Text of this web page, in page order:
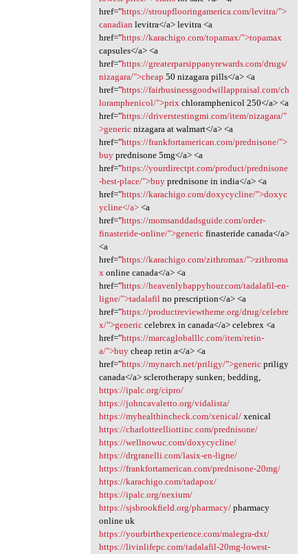
href="https://stroupflooringamerica.com/levitra/">
canadian levitra</a> levitra <a
href="https://karachigo.com/topamax/">topamax
capsules</a> <a
href="https://greaterparsippanyrewards.com/drugs/
nizagara/">cheap 50 nizagara pills</a> <a
href="https://fairbusinessgoodwillappraisal.com/ch
loramphenicol/">prixchloramphenicol 250</a> <a
href="https://driverstestingmi.com/item/nizagara/"
>genericnizagara at walmart</a> <a
href="https://frankfortamerican.com/prednisone/">
buyprednisone 5mg</a> <a
href="https://yourdirectpt.com/product/prednisone
-best-place/">buyprednisone in india</a> <a
href="https://karachigo.com/doxycycline/">doxyc
ycline</a><a
href="https://momsanddadsguide.com/order-
finasteride-online/">genericfinasteride canada</a>
<a
href="https://karachigo.com/zithromax/">zithroma
xonline canada</a> <a
href="https://heavenlyhappyhour.com/tadalafil-en-
ligne/">tadalafilno prescription</a> <a
href="https://productreviewtheme.org/drug/celebre
x/">genericcelebrex in canada</a> celebrex <a
href="https://marcagloballlc.com/item/retin-
a/">buycheap retin a</a> <a
href="https://mynarch.net/priligy/">genericpriligy
canada</a> sclerotherapy sunken; bedding,
https://ipalc.org/cipro/
https://johncavaletto.org/vidalista/
https://myhealthincheck.com/xenical/xenical
https://charlotteelliottinc.com/prednisone/
https://wellnowuc.com/doxycycline/
https://drgranelli.com/lasix-en-ligne/
https://frankfortamerican.com/prednisone-20mg/
https://karachigo.com/tadapox/
https://ipalc.org/nexium/
https://sjsbrookfield.org/pharmacy/pharmacy
online uk
https://yourbirthexperience.com/malegra-dxt/
https://livinlifepc.com/tadalafil-20mg-lowest-